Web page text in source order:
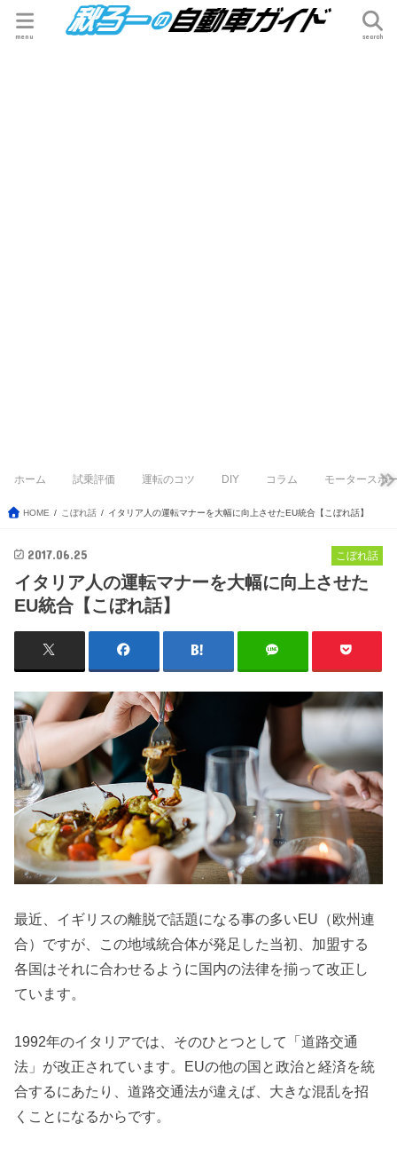
search
menu
ホーム 試乗評価 運転のコツ DIY コラム モータースポ
HOME こぼれ話 イタリア人の運転マナーを大幅に向上させたEU統合【こぼれ話】
こぼれ話
2017.06.25
イタリア人の運転マナーを大幅に向上させた
EU統合【こぼれ話】
最近、イギリスの離脱で話題になる事の多いEU（欧州連
合）ですが、この地域統合体が発足した当初、加盟する
各国はそれに合わせるように国内の法律を揃って改正し
ています。
1992年のイタリアでは、そのひとつとして「道路交通
法」が改正されています。EUの他の国と政治と経済を統
合するにあたり、道路交通法が違えば、大きな混乱を招
くことになるからです。